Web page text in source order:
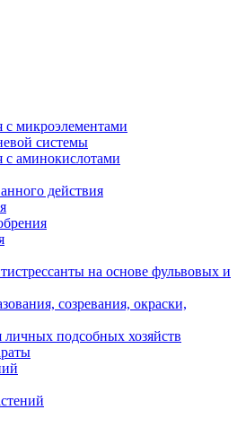
с микроэлементами
системы
с аминокислотами
действия
на основе фульвовых и
созревания, окраски,
личных подсобных хозяйств